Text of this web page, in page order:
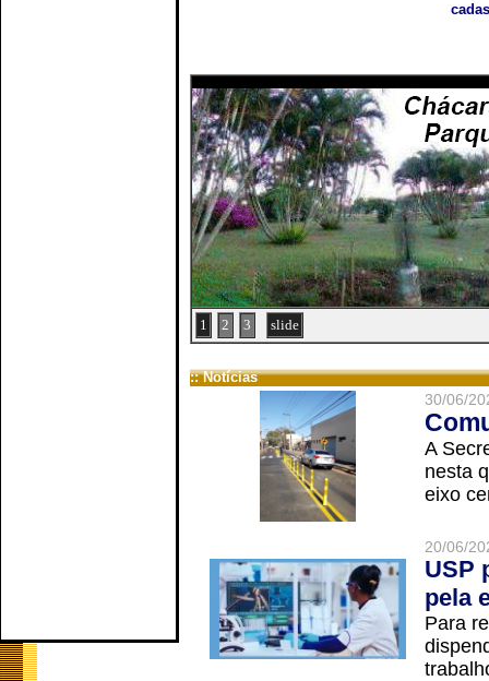
1 2 3 slide
:: Notícias
30/06/
A
nesta
eixo
20/06/
USP
pela
Para